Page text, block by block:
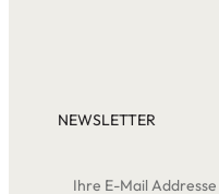
NEWSLETTER